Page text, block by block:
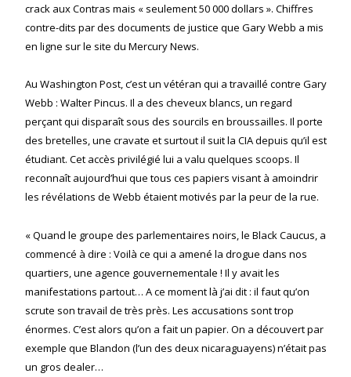
crack aux Contras mais « seulement 50 000 dollars ». Chiffres
contre-dits par des documents de justice que Gary Webb a mis
en ligne sur le site du Mercury News.
Au Washington Post, c’est un vétéran qui a travaillé contre Gary
Webb : Walter Pincus. Il a des cheveux blancs, un regard
perçant qui disparaît sous des sourcils en broussailles. Il porte
des bretelles, une cravate et surtout il suit la CIA depuis qu’il est
étudiant. Cet accès privilégié lui a valu quelques scoops. Il
reconnaît aujourd’hui que tous ces papiers visant à amoindrir
les révélations de Webb étaient motivés par la peur de la rue.
« Quand le groupe des parlementaires noirs, le Black Caucus, a
commencé à dire : Voilà ce qui a amené la drogue dans nos
quartiers, une agence gouvernementale ! Il y avait les
manifestations partout… A ce moment là j’ai dit : il faut qu’on
scrute son travail de très près. Les accusations sont trop
énormes. C’est alors qu’on a fait un papier. On a découvert par
exemple que Blandon (l’un des deux nicaraguayens) n’était pas
un gros dealer…